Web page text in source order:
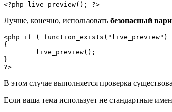
<?php live_preview(); ?>
Лучше, конечно, использовать безопасный
<php if ( function_exists("live_preview")
{
}
?>
В этом случае выполняется проверка
Если ваша тема использует не стандартные